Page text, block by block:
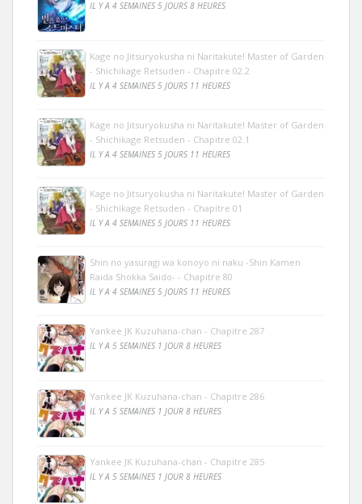
IL Y A 4 SEMAINES 5 JOURS 8 HEURES
Kage no Jitsuryokusha ni Naritakute! Master of Garden
- Shichikage Retsuden - Chapitre 02.2
IL Y A 4 SEMAINES 5 JOURS 11 HEURES
Kage no Jitsuryokusha ni Naritakute! Master of Garden
- Shichikage Retsuden - Chapitre 02.1
IL Y A 4 SEMAINES 5 JOURS 11 HEURES
Kage no Jitsuryokusha ni Naritakute! Master of Garden
- Shichikage Retsuden - Chapitre 01
IL Y A 4 SEMAINES 5 JOURS 11 HEURES
Shin no yasuragi wa konoyo ni naku -Shin Kamen
Raida Shokka Saido- - Chapitre 80
IL Y A 4 SEMAINES 5 JOURS 11 HEURES
Yankee JK Kuzuhana-chan - Chapitre 287
IL Y A 5 SEMAINES 1 JOUR 8 HEURES
Yankee JK Kuzuhana-chan - Chapitre 286
IL Y A 5 SEMAINES 1 JOUR 8 HEURES
Yankee JK Kuzuhana-chan - Chapitre 285
IL Y A 5 SEMAINES 1 JOUR 8 HEURES